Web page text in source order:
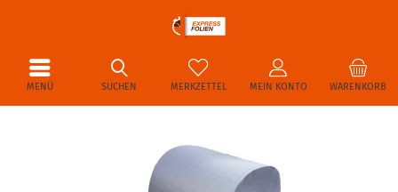
MENÜ WARENKORB
MERKZETTEL MEIN KONTO
SUCHEN